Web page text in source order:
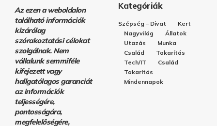
Az ezen a weboldalon
található információk
kizárólag
szórakoztatási célokat
szolgálnak. Nem
vállalunk semmiféle
kifejezett vagy
hallgatólagos garanciát
az információk
teljességére,
pontosságára,
megfelelőségére,
Kategóriák
Szépség – Divat
Kert
Nagyvilág
Állatok
Utazás
Munka
Család
Takarítás
Tech/IT
Család
Takarítás
Mindennapok